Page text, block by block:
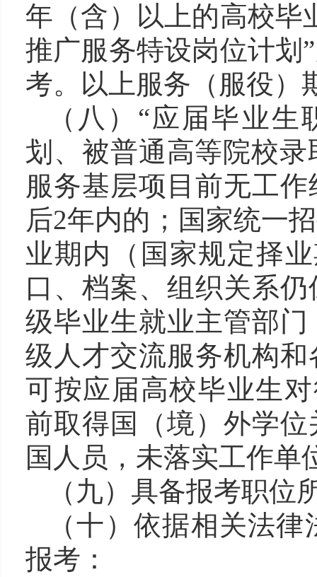
年（含）以上的高校毕
推广服务特设岗位计划
考。以上服务（服役）
（八） “应届毕业生
划、被普通高等院校
服务基层项目前无工
后2年内的；国家统一
业期内（国家规定择
口、档案、组织关系
级毕业生就业主管部
级人才交流服务机构
可按应届高校毕业生
前取得国（境）外学
国人员，未落实工作单
（九） 具备报考职位
（十） 依据相关法律
报考：